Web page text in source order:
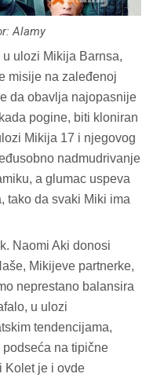
Alamy
ulozi Mikija Barnsa,
misije na zaleđenoj
da obavlja najopasnije
pogine, biti kloniran
Mikija 17 i njegovog
nadmudrivanje
a glumac uspeva
tako da svaki Miki ima
Naomi Aki donosi
Mikijeve partnerke,
neprestano balansira
u ulozi
tendencijama,
na tipične
Kolet je i ovde